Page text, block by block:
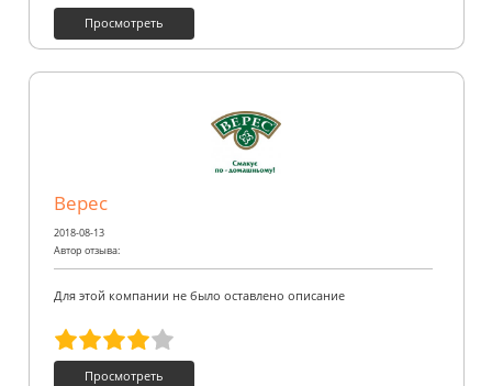
Просмотреть
Верес
2018-08-13
Автор отзыва:
Для этой компании не было оставлено описание
Просмотреть